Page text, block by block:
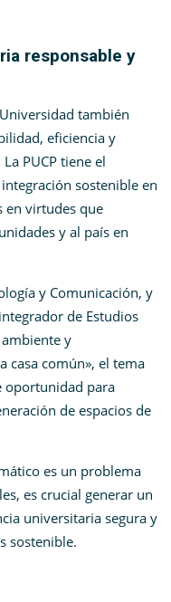
responsable y
también
eficiencia y
PUCP tiene el
sostenible en
en virtudes que
y al país en
y Comunicación, y
de Estudios
ambiente y
casa común», el tema
oportunidad para
de espacios de
es un problema
es crucial generar un
universitaria segura y
sostenible.